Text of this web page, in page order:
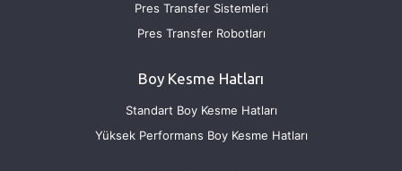
Pres Transfer Sistemleri
Pres Transfer Robotları
Boy Kesme Hatları
Standart Boy Kesme Hatları
Yüksek Performans Boy Kesme Hatları